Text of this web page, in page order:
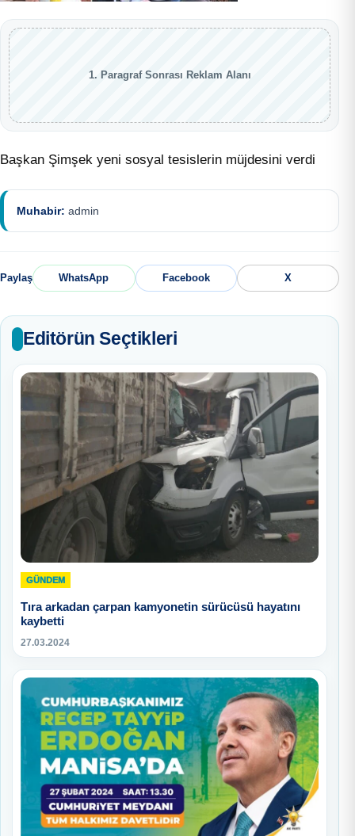
1. Paragraf Sonrası Reklam Alanı
Başkan Şimşek yeni sosyal tesislerin müjdesini verdi
Muhabir: admin
Paylaş WhatsApp Facebook X
Editörün Seçtikleri
GÜNDEM
Tıra arkadan çarpan kamyonetin sürücüsü hayatını
kaybetti
27.03.2024